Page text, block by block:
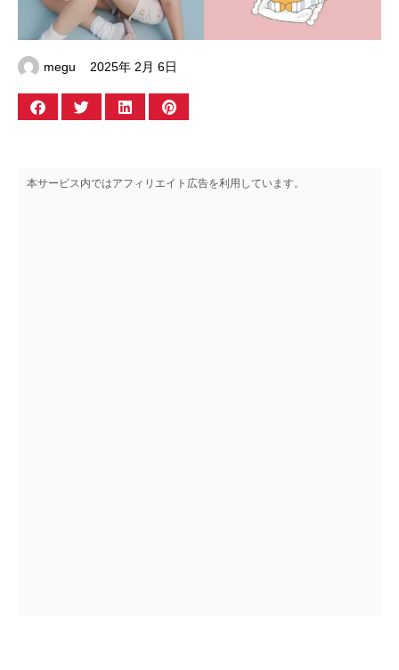
megu 2025年 2月 6日
本サービス内ではアフィリエイト広告を利用しています。